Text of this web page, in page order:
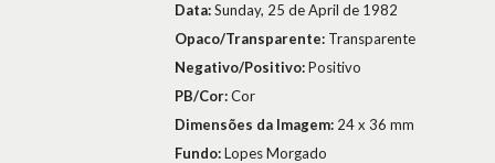
Data:Sunday, 25 de April de 1982
Opaco/Transparente: Transparente
Negativo/Positivo:Positivo
PB/Cor:Cor
Dimensões da Imagem: 24 x 36 mm
Fundo:Lopes Morgado